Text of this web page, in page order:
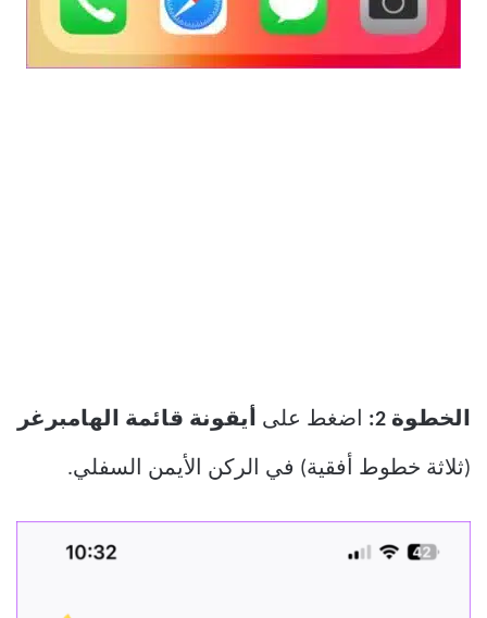
الخطوة 2: اضغط على أيقونة قائمة الهامبرغر
(ثلاثة خطوط أفقية) في الركن الأيمن السفلي.